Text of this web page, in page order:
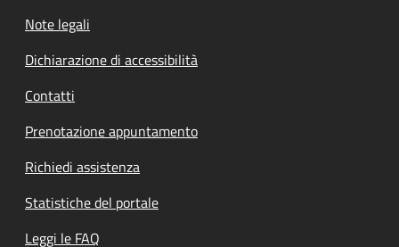
Note legali
Dichiarazione di accessibilità
Contatti
Prenotazione appuntamento
Richiedi assistenza
Statistiche del portale
Leggi le FAQ